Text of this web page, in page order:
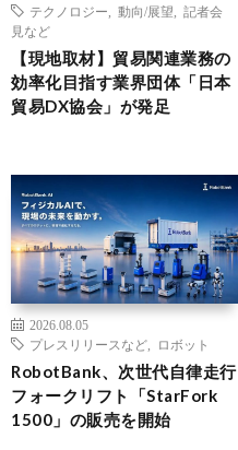
テクノロジー
動向/展望
記者会
見など
【現地取材】貿易関連業務の
効率化目指す業界団体「日本
貿易DX協会」が発足
2026.08.05
プレスリリースなど
ロボット
RobotBank、次世代自律走行
フォークリフト「StarFork
1500」の販売を開始